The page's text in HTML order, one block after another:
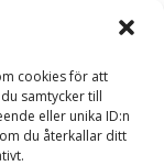
cookies för att
samtycker till
eller unika ID:n
du återkallar ditt